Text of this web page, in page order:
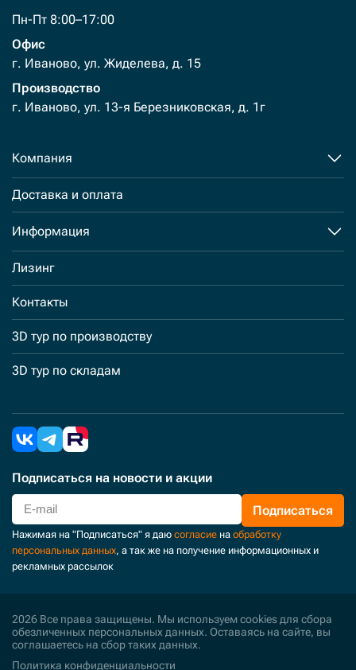
Пн-Пт 8:00–17:00
Офис
г. Иваново, ул. Жиделева, д. 15
Производство
г. Иваново, ул. 13-я Березниковская, д. 1г
Компания
Доставка и оплата
Информация
Лизинг
Контакты
3D тур по производству
3D тур по складам
Подписаться на новости и акции
Подписаться
Нажимая на "Подписаться" я даю согласие на обработку
персональных данных, а так же на получение информационных и
рекламных рассылок
2026 Все права защищены. Мы используем cookies для сбора
обезличенных персональных данных. Оставаясь на сайте, вы
соглашаетесь на сбор таких данных.
Политика конфиденциальности